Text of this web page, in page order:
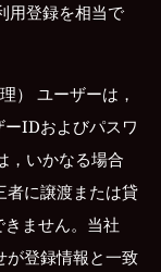
用登録を相当で
） ユーザーは，
IDおよびパスワ
，いかなる場合
者に譲渡または貸
ません。当社
が登録情報と一致